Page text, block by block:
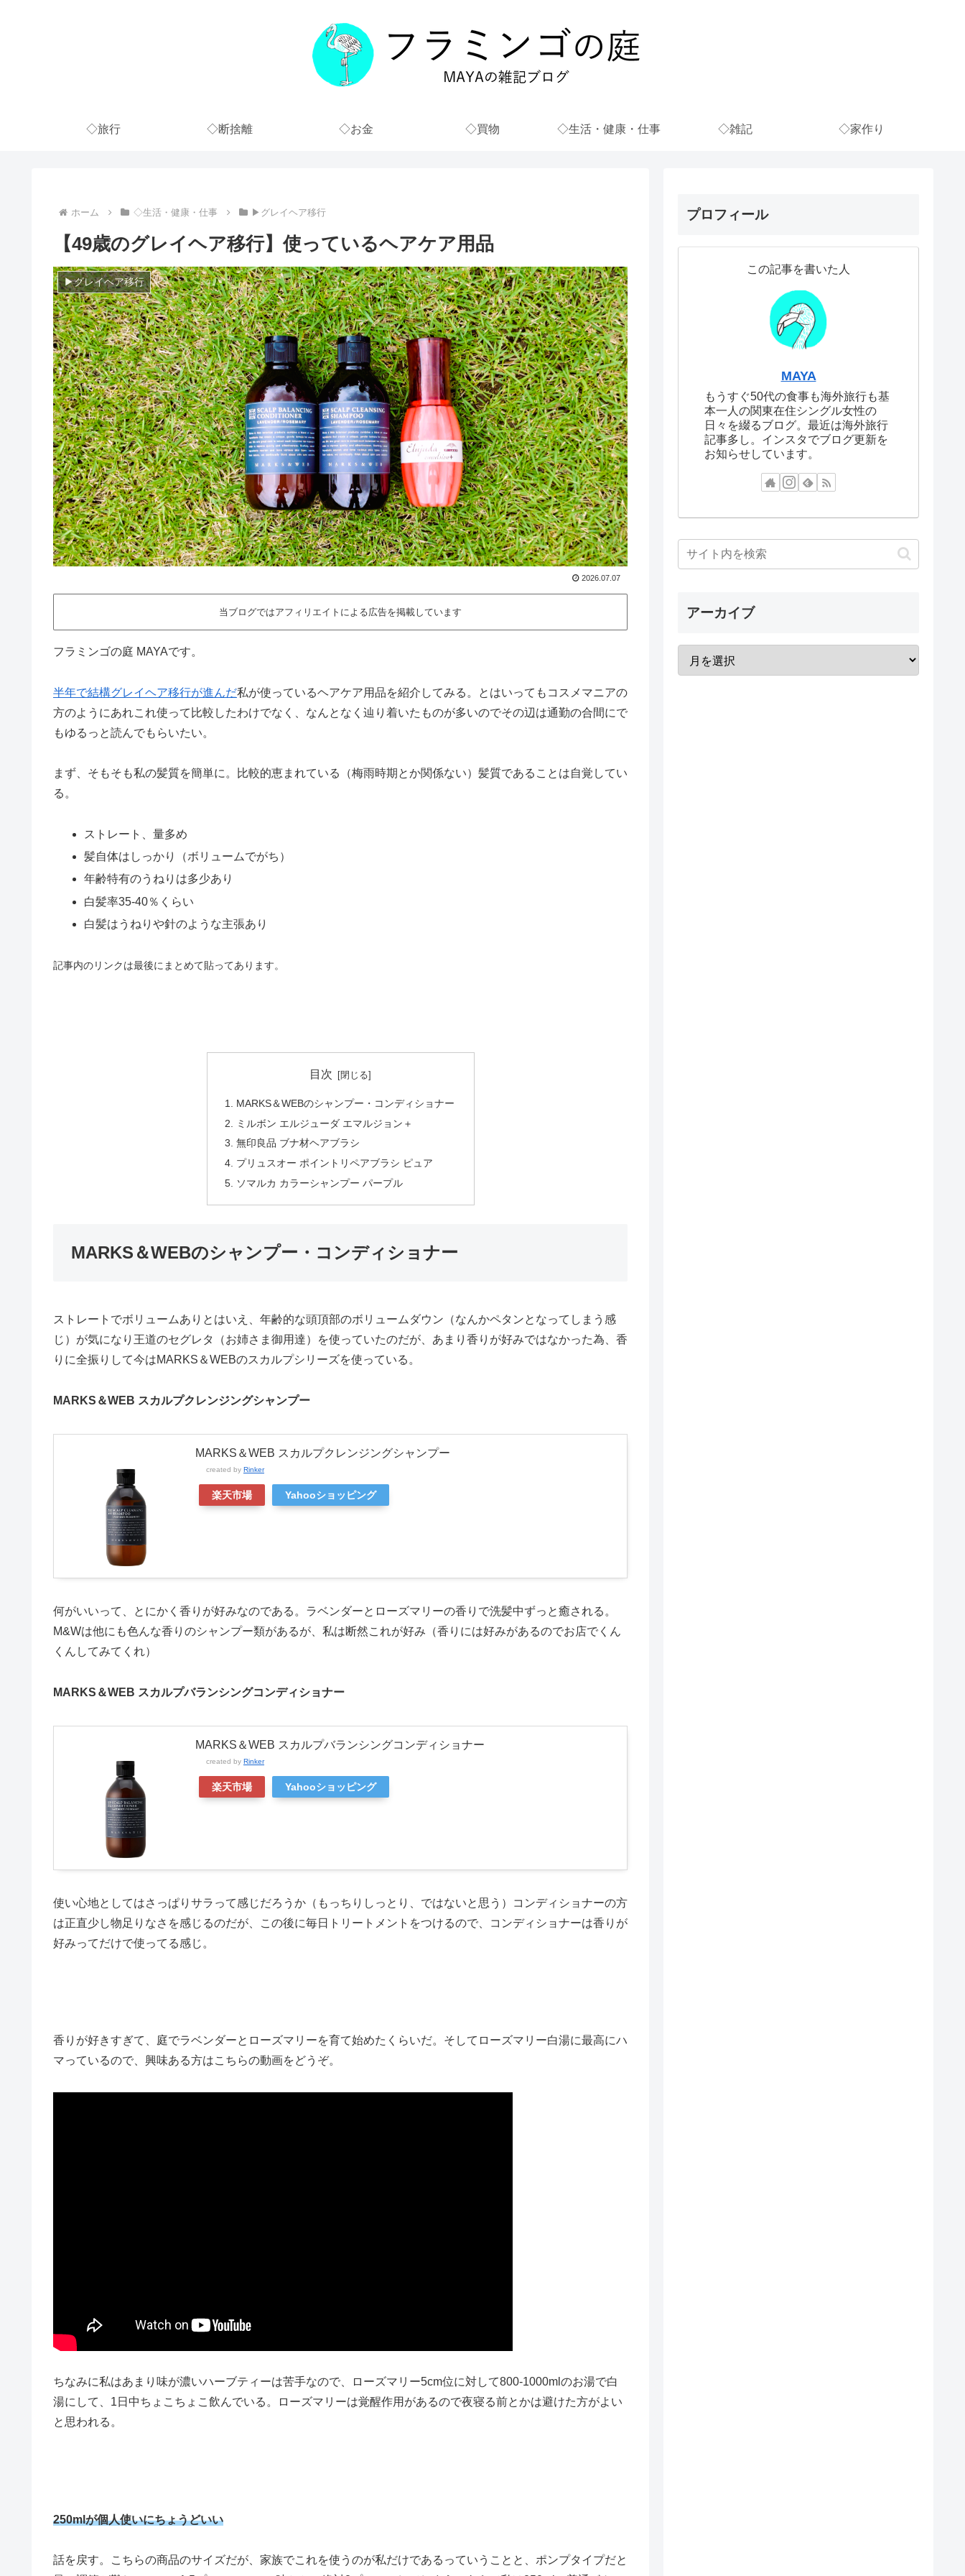
◇旅行 ◇断捨離 ◇お金 ◇買物 ◇生活・健康・仕事 ◇雑記 ◇家作り
ホーム ◇生活・健康・仕事 ▶グレイヘア移行
【49歳のグレイヘア移行】使っているヘアケア用品
▶グレイヘア移行
2026.07.07
当ブログではアフィリエイトによる広告を掲載しています
フラミンゴの庭 MAYAです。
半年で結構グレイヘア移行が進んだ私が使っているヘアケア用品を紹介してみる。とはいってもコスメマニアの
方のようにあれこれ使って比較したわけでなく、なんとなく辿り着いたものが多いのでその辺は通勤の合間にで
もゆるっと読んでもらいたい。
まず、そもそも私の髪質を簡単に。比較的恵まれている（梅雨時期とか関係ない）髪質であることは自覚してい
る。
ストレート、量多め
髪自体はしっかり（ボリュームでがち）
年齢特有のうねりは多少あり
白髪率35-40％くらい
白髪はうねりや針のような主張あり
記事内のリンクは最後にまとめて貼ってあります。
目次
MARKS＆WEBのシャンプー・コンディショナー
ミルボン エルジューダ エマルジョン＋
無印良品 ブナ材ヘアブラシ
プリュスオー ポイントリペアブラシ ピュア
ソマルカ カラーシャンプー パープル
MARKS＆WEBのシャンプー・コンディショナー
ストレートでボリュームありとはいえ、年齢的な頭頂部のボリュームダウン（なんかペタンとなってしまう感
じ）が気になり王道のセグレタ（お姉さま御用達）を使っていたのだが、あまり香りが好みではなかった為、香
りに全振りして今はMARKS＆WEBのスカルプシリーズを使っている。
MARKS＆WEB スカルプクレンジングシャンプー
MARKS＆WEB スカルプクレンジングシャンプー
created by Rinker
楽天市場 Yahooショッピング
何がいいって、とにかく香りが好みなのである。ラベンダーとローズマリーの香りで洗髪中ずっと癒される。
M&Wは他にも色んな香りのシャンプー類があるが、私は断然これが好み（香りには好みがあるのでお店でくん
くんしてみてくれ）
MARKS＆WEB スカルプバランシングコンディショナー
MARKS＆WEB スカルプバランシングコンディショナー
created by Rinker
楽天市場 Yahooショッピング
使い心地としてはさっぱりサラって感じだろうか（もっちりしっとり、ではないと思う）コンディショナーの方
は正直少し物足りなさを感じるのだが、この後に毎日トリートメントをつけるので、コンディショナーは香りが
好みってだけで使ってる感じ。
香りが好きすぎて、庭でラベンダーとローズマリーを育て始めたくらいだ。そしてローズマリー白湯に最高にハ
マっているので、興味ある方はこちらの動画をどうぞ。
ちなみに私はあまり味が濃いハーブティーは苦手なので、ローズマリー5cm位に対して800-1000mlのお湯で白
湯にして、1日中ちょこちょこ飲んでいる。ローズマリーは覚醒作用があるので夜寝る前とかは避けた方がよい
と思われる。
250mlが個人使いにちょうどいい
話を戻す。こちらの商品のサイズだが、家族でこれを使うのが私だけであるっていうことと、ポンプタイプだと
プロフィール
この記事を書いた人
MAYA
もうすぐ50代の食事も海外旅行も基
本一人の関東在住シングル女性の
日々を綴るブログ。最近は海外旅行
記事多し。インスタでブログ更新を
お知らせしています。
アーカイブ